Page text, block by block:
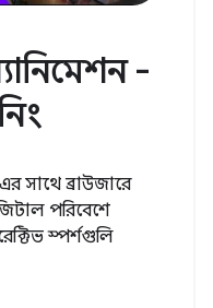
-
সাথে ব্রাউজারে
পরিবেশে
স্পর্শগুলি